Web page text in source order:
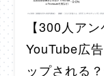
【300人アン
YouTube広
ップされる